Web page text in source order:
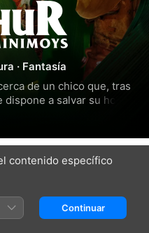
· Fantasía
de un chico que, tras
a salvar su hogar
de su abuelo hacia un
un nuevo mundo lleno de
que lo ayuden.
contenido específico
Continuar